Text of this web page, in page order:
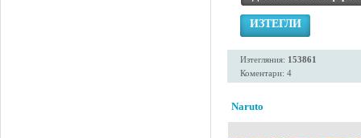
ИЗТЕГЛИ
Изтегляния: 153861
Коментари: 4
Naruto